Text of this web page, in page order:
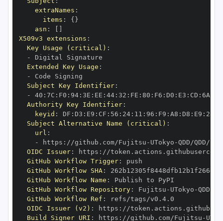
extraNames :
items : { }
asn :
X509v3 extensions :
Key Usage (critical) :
-
Extended Key Usage :
-
Subject Key Identifier:
-
40 : 7C : F0 : 94: 3E : EE : 44: 32 : FE : 80 : F6 : D0 : E3 : CD : 6A
Authority Key Identifier:
keyid : DF : D3 : E9 : CF : 56 : 24: 11 : 96 : F9 : A8 : D8 : E9 : 28
Subject Alternative Name (critical) :
url :
-
https : //github.com/Fujitsu - UTokyo -
OIDC Issuer: https :
GitHub Workflow Trigger:
GitHub Workflow SHA:
GitHub Workflow Name :
GitHub Workflow Repository: Fujitsu - UTokyo -
GitHub Workflow Ref :
OIDC Issuer (v2) : https :
Build Signer URI : https : //github.com/Fujitsu -